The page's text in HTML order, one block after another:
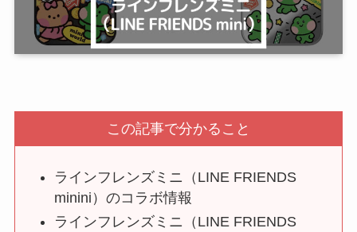
この記事で分かること
ラインフレンズミニ（LINE FRIENDS
minini）のコラボ情報
ラインフレンズミニ（LINE FRIENDS